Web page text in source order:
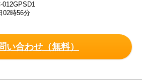
012GPSD1
02時56分
い合わせ（無料）